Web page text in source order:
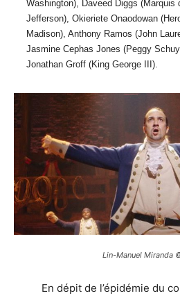
Washington), Daveed Diggs (Marquis
Jefferson), Okieriete Onaodowan
Madison), Anthony Ramos (John
Jasmine Cephas Jones (Peggy
Jonathan Groff (King George III).
Lin-Manuel Miranda
En dépit de l’épidémie du